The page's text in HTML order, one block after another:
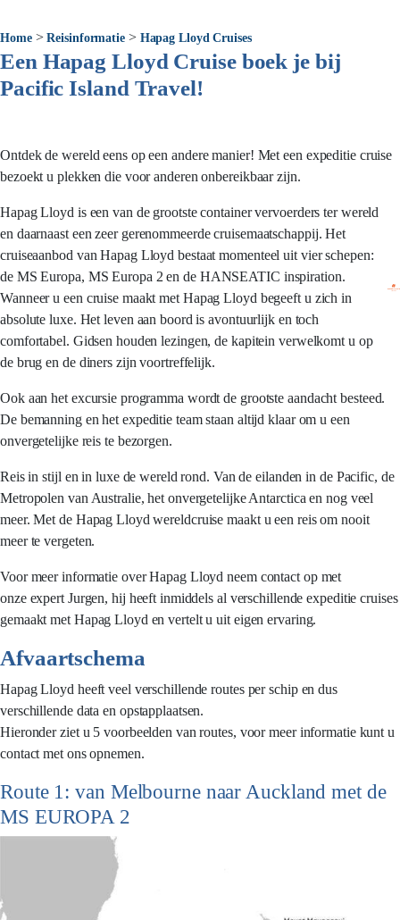
Home>Reisinformatie> Hapag Lloyd Cruises
Een Hapag Lloyd Cruise boek je bij
Pacific Island Travel!
Ontdek de wereld eens op een andere manier! Met een expeditie cruise
bezoekt u plekken die voor anderen onbereikbaar zijn.
Hapag Lloyd is een van de grootste container vervoerders ter wereld
en daarnaast een zeer gerenommeerde cruisemaatschappij. Het
cruiseaanbod van Hapag Lloyd bestaat momenteel uit vier schepen:
de MS Europa, MS Europa 2 en de HANSEATIC inspiration.
Wanneer u een cruise maakt met Hapag Lloyd begeeft u zich in
absolute luxe. Het leven aan boord is avontuurlijk en toch
comfortabel. Gidsen houden lezingen, de kapitein verwelkomt u op
de brug en de diners zijn voortreffelijk.
Ook aan het excursie programma wordt de grootste aandacht besteed.
De bemanning en het expeditie team staan altijd klaar om u een
onvergetelijke reis te bezorgen.
Reis in stijl en in luxe de wereld rond. Van de eilanden in de Pacific, de
Metropolen van Australie, het onvergetelijke Antarctica en nog veel
meer. Met de Hapag Lloyd wereldcruise maakt u een reis om nooit
meer te vergeten.
Voor meer informatie over Hapag Lloyd neem contact op met
onze expert Jurgen, hij heeft inmiddels al verschillende expeditie cruises
gemaakt met Hapag Lloyd en vertelt u uit eigen ervaring.
Afvaartschema
Hapag Lloyd heeft veel verschillende routes per schip en dus
verschillende data en opstapplaatsen.
Hieronder ziet u 5 voorbeelden van routes, voor meer informatie kunt u
contact met ons opnemen.
Route 1: van Melbourne naar Auckland met de
MS EUROPA 2